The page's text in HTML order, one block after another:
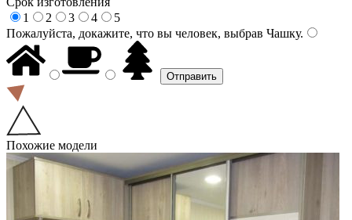
1
2 3 4
5
Пожалуйста, докажите, что вы человек, выбрав Чашку.
Похожие модели